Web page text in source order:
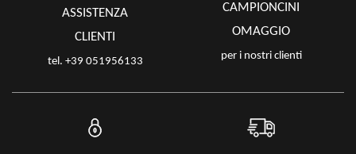
ASSISTENZA
CLIENTI
tel. +39 051956133
CAMPIONCINI
OMAGGIO
per i nostri clienti